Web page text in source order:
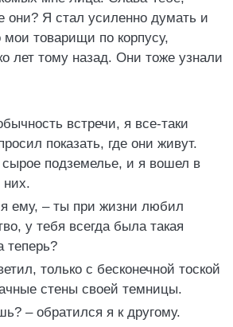
они? Я стал усиленно думать и
мои товарищи по корпусу,
лет тому назад. Они тоже узнали
встречи, я все-таки
показать, где они живут.
подземелье, и я вошел в
них.
я ему, – ты при жизни любил
у тебя всегда была такая
теперь?
только с бесконечной тоской
стены своей темницы.
– обратился я к другому.